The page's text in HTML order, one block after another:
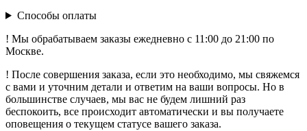
Способы оплаты
! Мы обрабатываем заказы ежедневно с 11:00 до 21:00 по
Москве.
! После совершения заказа, если это необходимо, мы свяжемся
с вами и уточним детали и ответим на ваши вопросы. Но в
большинстве случаев, мы вас не будем лишний раз
беспокоить, все происходит автоматически и вы получаете
оповещения о текущем статусе вашего заказа.